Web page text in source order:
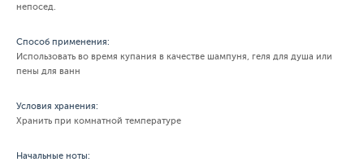
непосед.
Способ применения:
Использовать во время купания в качестве шампуня, геля для душа или
пены для ванн
Условия хранения:
Хранить при комнатной температуре
Начальные ноты: